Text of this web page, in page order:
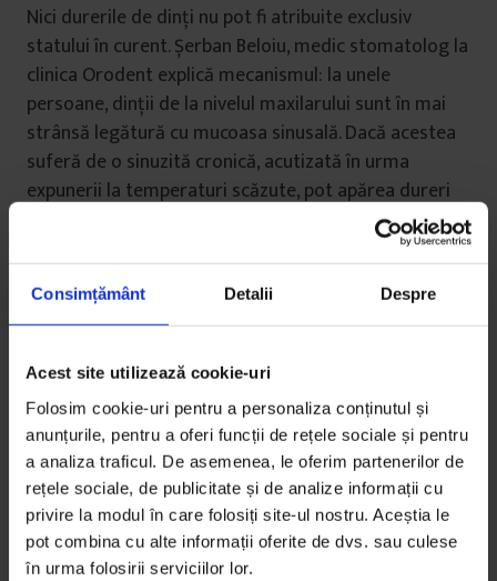
Consimțământ Detalii Despre
Acest site utilizează cookie-uri
Folosim cookie-uri pentru a personaliza conținutul și
anunțurile, pentru a oferi funcții de rețele sociale și pentru
a analiza traficul. De asemenea, le oferim partenerilor de
rețele sociale, de publicitate și de analize informații cu
privire la modul în care folosiți site-ul nostru. Aceștia le
pot combina cu alte informații oferite de dvs. sau culese
în urma folosirii serviciilor lor.
Nici durerile de dinți nu pot fi atribuite exclusiv
statului în curent. Șerban Beloiu, medic stomatolog la
clinica Orodent explică mecanismul: la unele
persoane, dinții de la nivelul maxilarului sunt în mai
strânsă legătură cu mucoasa sinusală. Dacă acestea
suferă de o sinuzită cronică, acutizată în urma
expunerii la temperaturi scăzute, pot apărea dureri
difuze. Alte cauze pentru durerile de dinți sunt
parodontitele cronice, adică inflamațiile la nivelul
osului, cauzate de o igienă precară și care se pot
înrăutăți după un contact prelungit cu aerul rece.
Așadar, curentul nu e nici tipic românesc, nici
acuzat. Dar niciuna din aceste explicații nu iluminează
originea fobiei. Deloc surprinzător, nu există „experți”
în curent. Așa că, în lipsa lor, propunem noi o teorie:
frigul din comunism (mai bine zis lipsa încălzirii
centralizate și „Mai puneți o haină pe voi” a lui
Ceaușescu) și proasta izolație a clădirilor construite